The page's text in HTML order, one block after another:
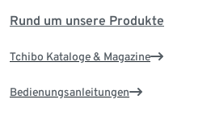
Rund um unsere Produkte
Tchibo Kataloge & Magazine
Bedienungsanleitungen